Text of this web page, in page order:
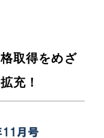
取得をめざ
充！